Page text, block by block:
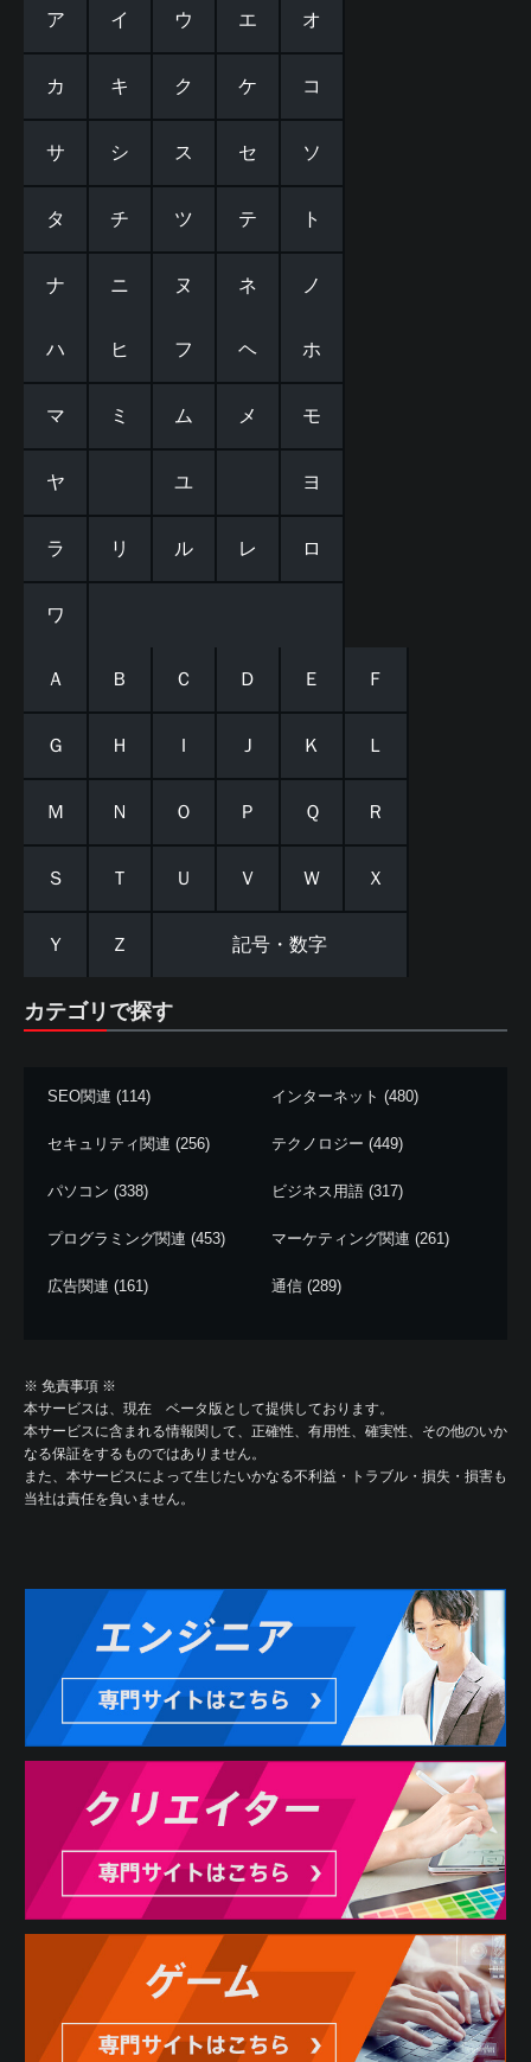
ア イ ウ エ オ
カ キ ク ケ コ
サ シ ス セ ソ
タ チ ツ テ ト
ナ ニ ヌ ネ ノ
ハ ヒ フ ヘ ホ
マ ミ ム メ モ
ヤ ユ ヨ
ラ リ ル レ ロ
ワ
Ａ Ｂ Ｃ Ｄ Ｅ Ｆ
Ｇ Ｈ Ｉ Ｊ Ｋ Ｌ
Ｍ Ｎ Ｏ Ｐ Ｑ Ｒ
Ｓ Ｔ Ｕ Ｖ Ｗ Ｘ
Ｙ Ｚ 記号・数字
カテゴリで探す
SEO関連 (114) インターネット (480)
セキュリティ関連 (256) テクノロジー (449)
パソコン (338) ビジネス用語 (317)
プログラミング関連 (453) マーケティング関連 (261)
広告関連 (161) 通信 (289)
※ 免責事項 ※
本サービスは、現在 ベータ版として提供しております。
本サービスに含まれる情報関して、正確性、有用性、確実性、その他のいか
なる保証をするものではありません。
また、本サービスによって生じたいかなる不利益・トラブル・損失・損害も
当社は責任を負いません。